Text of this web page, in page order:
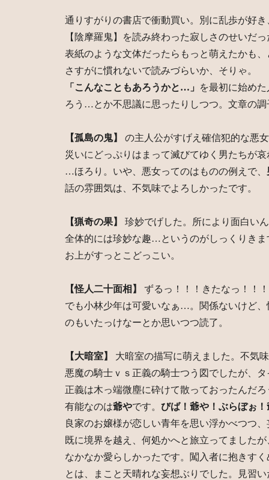
通りすがりの書店で衝動買い。別に乱歩が好
【陰摩羅鬼】を読み終わった寂しさのせいだ
表紙のような文体だったらもっと萌えたかも
さすがに慣れないで読みづらいか、そりゃ。
「こんなこともあろうかと…」
を最初に始め
ろう…とか不思議に思ったりしつつ。文章の
【孤島の鬼】
の主人公がすげえ確信犯的な悪
災いにどっぷりはまって滅びてゆく男たちが
…ほろり。いや、悪女ってのはものの例えで、
話の雰囲気は、不気味でよろしかったです。
【猟奇の果】
珍妙でげした。所により面白い
全体的には珍妙な趣…というのがしっくりきま
お上がすっとこどっこい。
【怪人二十面相】
ずるっ！！！きたなっ！！
でも小林少年は可愛いなぁ…。関係ないけど、
のもいたっけなーとか思いつつ読了。
【大暗室】
大暗室の描写に萌えました。不気
悪魔の騎士ｖｓ正義の騎士つう図でしたが、
正義は木っ端微塵に砕けて散っておったんだ
有能なのは爺やです。 びば！爺や！ぶらぼぉ！
良家のお嬢様が恋しい青年を思い浮かべつつ
既に境界を越え、何処かへと旅立ってました
なかなか愛らしかったです。闖入者に抱きす
とは、まこと天晴れな妄想ぶりでした。見習い